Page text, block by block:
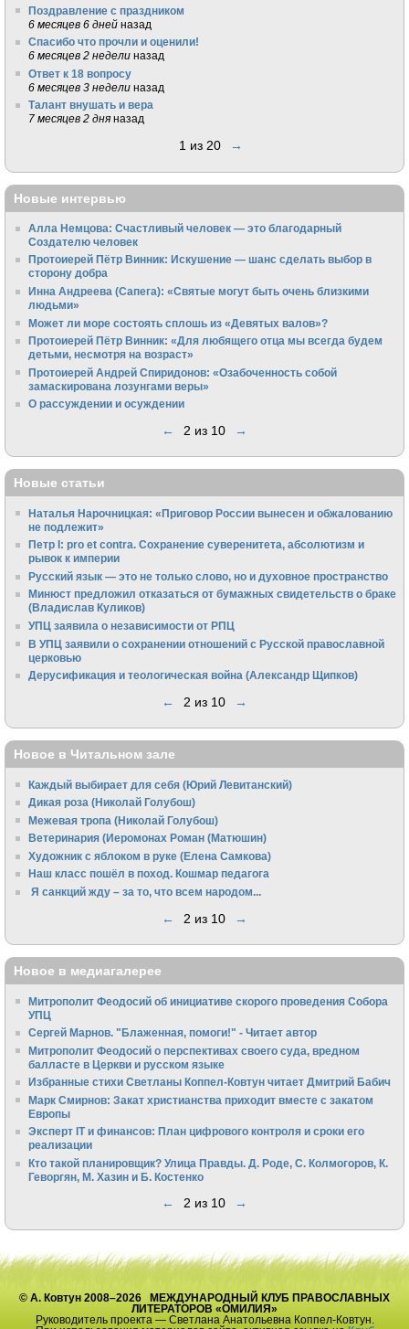
Поздравление с праздником
6 месяцев 6 дней назад
Спасибо что прочли и оценили!
6 месяцев 2 недели назад
Ответ к 18 вопросу
6 месяцев 3 недели назад
Талант внушать и вера
7 месяцев 2 дня назад
1 из 20 →
Новые интервью
Алла Немцова: Счастливый человек — это благодарный
Создателю человек
Протоиерей Пётр Винник: Искушение — шанс сделать выбор в
сторону добра
Инна Андреева (Сапега): «Святые могут быть очень близкими
людьми»
Может ли море состоять сплошь из «Девятых валов»?
Протоиерей Пётр Винник: «Для любящего отца мы всегда будем
детьми, несмотря на возраст»
Протоиерей Андрей Спиридонов: «Озабоченность собой
замаскирована лозунгами веры»
О рассуждении и осуждении
← 2 из 10 →
Новые статьи
Наталья Нарочницкая: «Приговор России вынесен и обжалованию
не подлежит»
Петр I: pro et contra. Сохранение суверенитета, абсолютизм и
рывок к империи
Русский язык — это не только слово, но и духовное пространство
Минюст предложил отказаться от бумажных свидетельств о браке
(Владислав Куликов)
УПЦ заявила о независимости от РПЦ
В УПЦ заявили о сохранении отношений с Русской православной
церковью
Дерусификация и теологическая война (Александр Щипков)
← 2 из 10 →
Новое в Читальном зале
Каждый выбирает для себя (Юрий Левитанский)
Дикая роза (Николай Голубош)
Межевая тропа (Николай Голубош)
Ветеринария (Иеромонах Роман (Матюшин)
Художник с яблоком в руке (Елена Самкова)
Наш класс пошёл в поход. Кошмар педагога
Я санкций жду – за то, что всем народом...
← 2 из 10 →
Новое в медиагалерее
Митрополит Феодосий об инициативе скорого проведения Собора
УПЦ
Сергей Марнов. "Блаженная, помоги!" - Читает автор
Митрополит Феодосий о перспективах своего суда, вредном
балласте в Церкви и русском языке
Избранные стихи Светланы Коппел-Ковтун читает Дмитрий Бабич
Марк Смирнов: Закат христианства приходит вместе с закатом
Европы
Эксперт IT и финансов: План цифрового контроля и сроки его
реализации
Кто такой планировщик? Улица Правды. Д. Роде, С. Колмогоров, К.
Геворгян, М. Хазин и Б. Костенко
← 2 из 10 →
© А. Ковтун 2008–2026 МЕЖДУНАРОДНЫЙ КЛУБ ПРАВОСЛАВНЫХ
ЛИТЕРАТОРОВ «ОМИЛИЯ»
Руководитель проекта — Светлана Анатольевна Коппел-Ковтун.